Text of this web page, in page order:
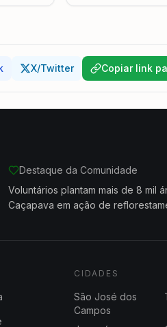
X/Twitter Copiar link
Destaque da Comunidade
Voluntários plantam mais de 8 mil
Caçapava em ação de
CIDADES
São José dos
Campos